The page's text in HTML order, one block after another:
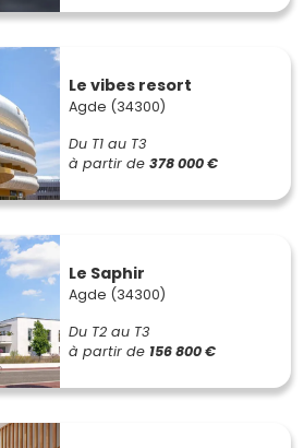
Le vibes resort
Agde (34300)
Du T1 au T3
à partir de 378 000 €
Le Saphir
Agde (34300)
Du T2 au T3
à partir de 156 800 €